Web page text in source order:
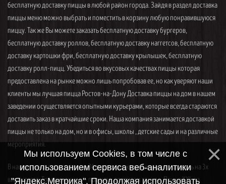
бесплатную доставку пиццы в любой район города. Зайдя в раздел доставка
пиццы меню можно выбрать и поместить в корзину любую понравившуюся
пиццу. Так же Вы можете заказать бесплатную доставку бургеров,
бесплатную доставку роллов, бесплатную доставку наггетсов, бесплатную
доставку картошки фри, бесплатную доставку крылышек, бесплатную
доставку ролл-пицц. Убедиться во вкусовых качествах пиццы которая
предоставлена на рынке можно лишь попробовав ее, но как уверяют наши
клиенты мы лучшая пицца Ростов-на-Дону Доставка пиццы на дом в нашем
заведении осуществляется опытными курьерами, которые всегда стараются
доставить заказ в кратчайшие сроки. Наша компания занимается доставкой
пиццы не только на дом, но и в офисы, школы , детские сады и на различные
мероприятия.
В нашем меню представлены 34 вида пицц, которые можно заказать на 3х
видах теста. Традиционное — пышное, среднее и тонкое. Пицца XXL на
Мы используем Cookies, в том числе с
использованием сервиса веб-аналитики
"Яндекс.Метрика". Продолжая использовать